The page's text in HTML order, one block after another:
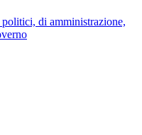
di amministrazione,